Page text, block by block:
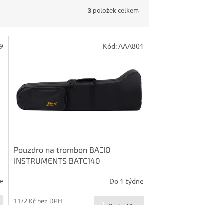
3 položek celkem
Pouzdro na trombon BACIO
INSTRUMENTS BATC140
Do 1 týdne
1 172 Kč bez DPH
Kód:AAA801